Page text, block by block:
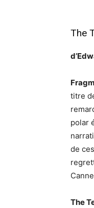
The
titre
polar
de
The